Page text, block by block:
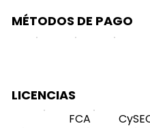
MÉTODOS DE PAGO
LICENCIAS
FCA